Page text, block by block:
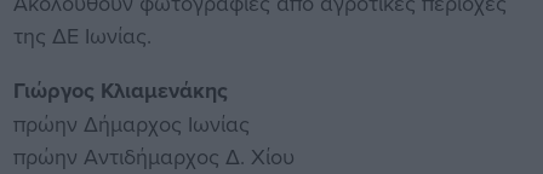
της ΔΕ Ιωνίας.
Γιώργος Κλιαμενάκης
πρώην Δήμαρχος Ιωνίας
πρώην Αντιδήμαρχος Δ. Χίου